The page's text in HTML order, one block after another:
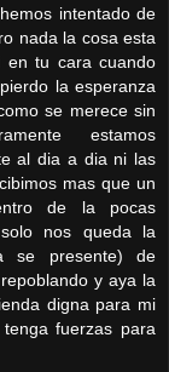
intentado de
nada la cosa esta
en tu cara cuando
la esperanza
se merece sin
estamos
al dia a dia ni las
mas que un
de la pocas
nos queda la
se presente) de
y aya la
digna para mi
fuerzas para